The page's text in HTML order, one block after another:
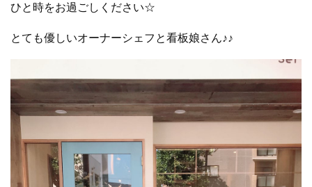
ひと時をお過ごしください☆
とても優しいオーナーシェフと看板娘さん♪♪